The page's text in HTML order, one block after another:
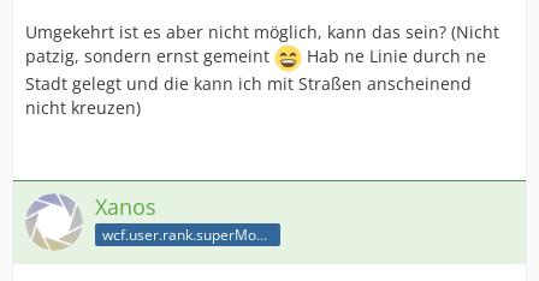
Umgekehrt ist es aber nicht möglich, kann das sein? (Nicht
patzig, sondern ernst gemeint
Hab ne Linie durch ne
Stadt gelegt und die kann ich mit Straßen anscheinend
nicht kreuzen)
Xanos
wcf.user.rank.superModerator